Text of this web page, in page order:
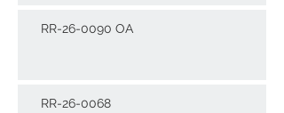
RR-26-0090 OA
RR-26-0068